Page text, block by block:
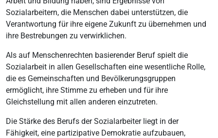
Sozialarbeitern, die Menschen dabei unterstützen, die
Verantwortung für ihre eigene Zukunft zu übernehmen und
ihre Bestrebungen zu verwirklichen.
Als auf Menschenrechten basierender Beruf spielt die
Sozialarbeit in allen Gesellschaften eine wesentliche Rolle,
die es Gemeinschaften und Bevölkerungsgruppen
ermöglicht, ihre Stimme zu erheben und für ihre
Gleichstellung mit allen anderen einzutreten.
Die Stärke des Berufs der Sozialarbeiter liegt in der
Fähigkeit, eine partizipative Demokratie aufzubauen,